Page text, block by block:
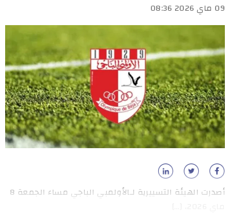
09 ماي 2026 08:36
أصدرت الهيئة التسييرية لـالأولمبي الباجي مساء الجمعة 8